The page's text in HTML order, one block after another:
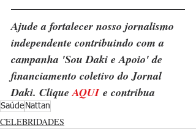
Ajude a fortalecer nosso jornalismo
independente contribuindo com a
campanha 'Sou Daki e Apoio' de
financiamento coletivo do Jornal
Daki. Clique AQUI e contribua
Saúde Nattan
CELEBRIDADES